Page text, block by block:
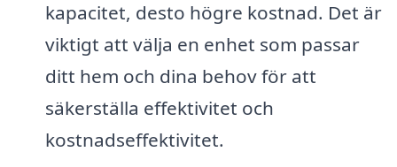
kapacitet, desto högre kostnad. Det är
viktigt att välja en enhet som passar
ditt hem och dina behov för att
säkerställa effektivitet och
kostnadseffektivitet.